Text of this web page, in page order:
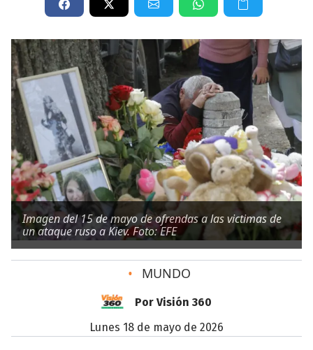
Imagen del 15 de mayo de ofrendas a las victimas de
un ataque ruso a Kiev. Foto: EFE
• MUNDO
Por Visión 360
lunes 18 de mayo de 2026